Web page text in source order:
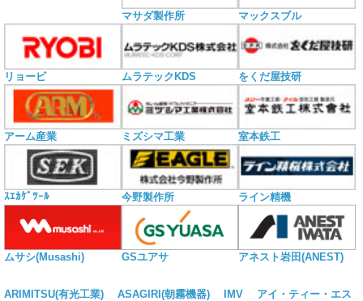
マサダ製作所 マックスブル
リョービ ムラテックKDS をくだ屋技研
アーム産業 ミズシマ工業 室本鉄工
ｽｴｶｹﾞﾂｰﾙ 今野製作所 ライン精機
ムサシ(Musashi) GSユアサ アネスト岩田(ANEST)
ARIMITSU(有光工業) ASAGIRI(朝霧機器) IMV
アイ・ティー・エス